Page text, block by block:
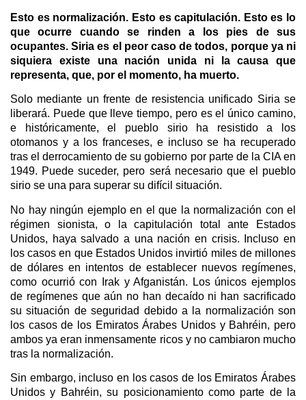
Esto es normalización. Esto es capitulación. Esto es lo
que ocurre cuando se rinden a los pies de sus
ocupantes. Siria es el peor caso de todos, porque ya ni
siquiera existe una nación unida ni la causa que
representa, que, por el momento, ha muerto.
Solo mediante un frente de resistencia unificado Siria se
liberará. Puede que lleve tiempo, pero es el único camino,
e históricamente, el pueblo sirio ha resistido a los
otomanos y a los franceses, e incluso se ha recuperado
tras el derrocamiento de su gobierno por parte de la CIA en
1949. Puede suceder, pero será necesario que el pueblo
sirio se una para superar su difícil situación.
No hay ningún ejemplo en el que la normalización con el
régimen sionista, o la capitulación total ante Estados
Unidos, haya salvado a una nación en crisis. Incluso en
los casos en que Estados Unidos invirtió miles de millones
de dólares en intentos de establecer nuevos regímenes,
como ocurrió con Irak y Afganistán. Los únicos ejemplos
de regímenes que aún no han decaído ni han sacrificado
su situación de seguridad debido a la normalización son
los casos de los Emiratos Árabes Unidos y Bahréin, pero
ambos ya eran inmensamente ricos y no cambiaron mucho
tras la normalización.
Sin embargo, incluso en los casos de los Emiratos Árabes
Unidos y Bahréin, su posicionamiento como parte de la